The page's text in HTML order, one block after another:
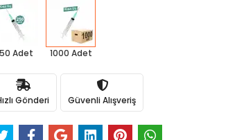
Adet 1000 Adet
Gönderi Güvenli Alışveriş